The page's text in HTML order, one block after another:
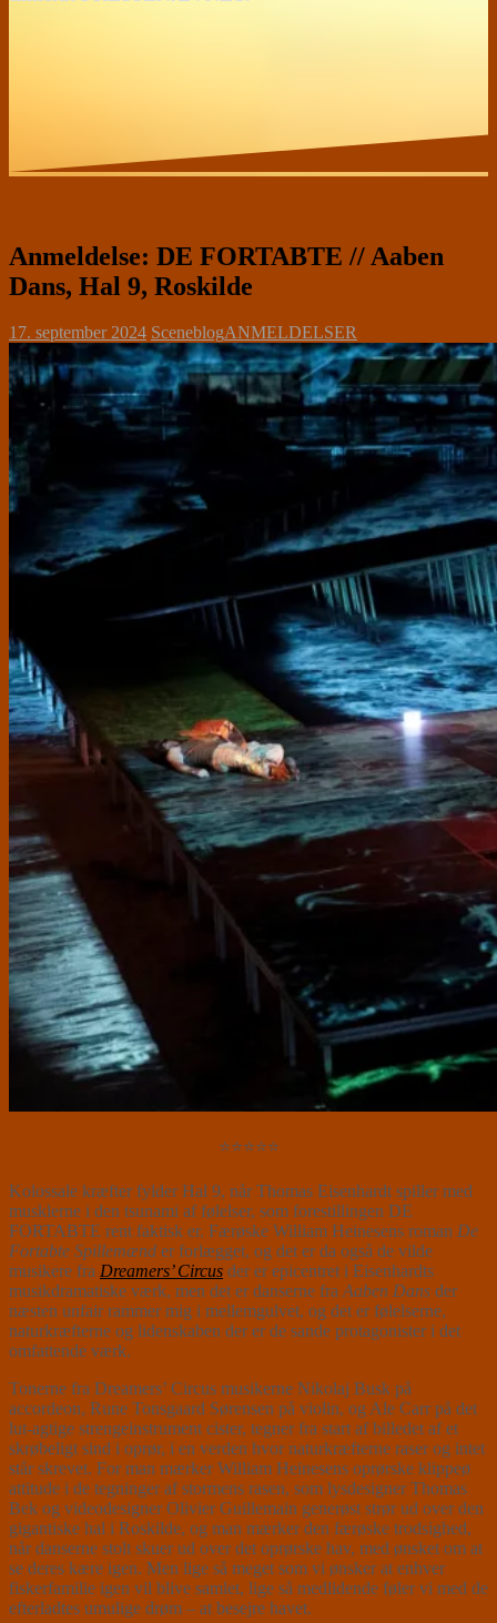
Anmeldelse: DE FORTABTE // Aaben
Dans, Hal 9, Roskilde
17. september 2024 SceneblogANMELDELSER
⭐⭐⭐⭐⭐
Kolossale kræfter fylder Hal 9, når Thomas Eisenhardt spiller med
musklerne i den tsunami af følelser, som forestillingen DE
FORTABTE rent faktisk er. Færøske William Heinesens roman De
Fortabte Spillemænd er forlægget, og det er da også de vilde
musikere fra Dreamers’ Circus der er epicentret i Eisenhardts
musikdramatiske værk, men det er danserne fraAaben Dans der
næsten unfair rammer mig i mellemgulvet, og det er følelserne,
naturkræfterne og lidenskaben der er de sande protagonister i det
omfattende værk.
Tonerne fra Dreamers’ Circus musikerne Nikolaj Busk på
accordeon, Rune Tonsgaard Sørensen på violin, og Ale Carr på det
lut-agtige strengeinstrument cister, tegner fra start af billedet af et
skrøbeligt sind i oprør, i en verden hvor naturkræfterne raser og intet
står skrevet. For man mærker William Heinesens oprørske klippeø
attitude i de tegninger af stormens rasen, som lysdesigner Thomas
Bek og videodesigner Olivier Guillemain generøst strør ud over den
gigantiske hal i Roskilde, og man mærker den færøske trodsighed,
når danserne stolt skuer ud over det oprørske hav, med ønsket om at
se deres kære igen. Men lige så meget som vi ønsker at enhver
fiskerfamilie igen vil blive samlet, lige så medlidende føler vi med de
efterladtes umulige drøm – at besejre havet.